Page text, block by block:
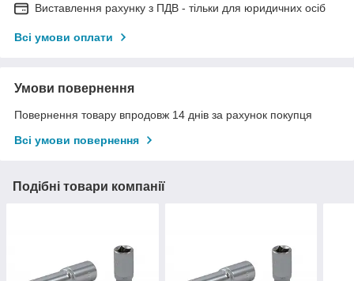
Виставлення рахунку з ПДВ - тільки для юридичних осіб
Всі умови оплати
Умови повернення
Повернення товару впродовж 14 днів за рахунок покупця
Всі умови повернення
Подібні товари компанії